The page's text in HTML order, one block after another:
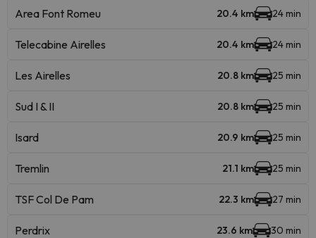
Area Font Romeu 20.4 km 24 min
Telecabine Airelles 20.4 km 24 min
Les Airelles 20.8 km 25 min
Sud I & II 20.8 km 25 min
Isard 20.9 km 25 min
Tremlin 21.1 km 25 min
TSF Col De Pam 22.3 km 27 min
Perdrix 23.6 km 30 min